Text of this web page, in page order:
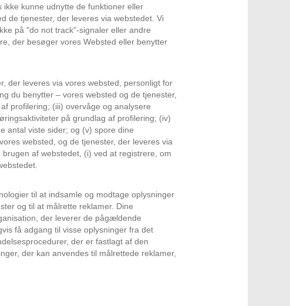
kunne udnytte de funktioner eller
de tjenester, der leveres via webstedet. Vi
på "do not track"-signaler eller andre
der besøger vores Websted eller benytter
der leveres via vores websted, personligt for
du benytter – vores websted og de tjenester,
profilering; (iii) overvåge og analysere
på grundlag af profilering; (iv)
antal viste sider; og (v) spore dine
websted, og de tjenester, der leveres via
af webstedet, (i) ved at registrere, om
til at indsamle og modtage oplysninger
og til at målrette reklamer. Dine
der leverer de pågældende
få adgang til visse oplysninger fra det
der er fastlagt af den
der kan anvendes til målrettede reklamer,